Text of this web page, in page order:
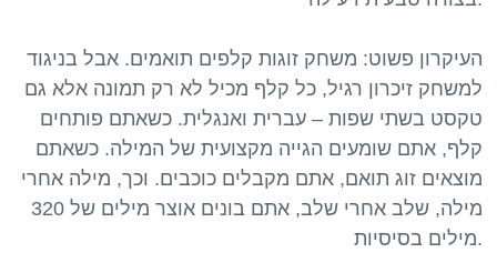
העיקרון פשוט: משחק זוגות קלפים תואמים. אבל בניגוד
למשחק זיכרון רגיל, כל קלף מכיל לא רק תמונה אלא גם
טקסט בשתי שפות – עברית ואנגלית. כשאתם פותחים
קלף, אתם שומעים הגייה מקצועית של המילה. כשאתם
מוצאים זוג תואם, אתם מקבלים כוכבים. וכך, מילה אחרי
מילה, שלב אחרי שלב, אתם בונים אוצר מילים של 320
מילים בסיסיות.